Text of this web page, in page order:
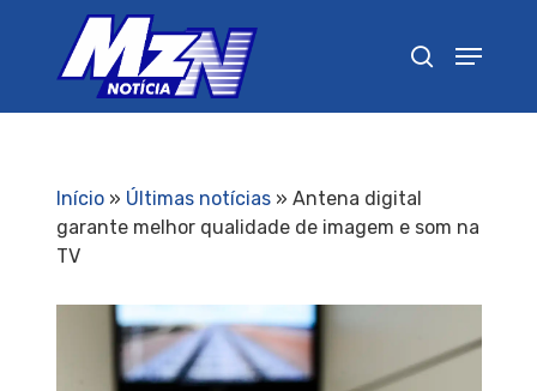
Início» Últimas notícias» Antena digital
garante melhor qualidade de imagem e som na
TV